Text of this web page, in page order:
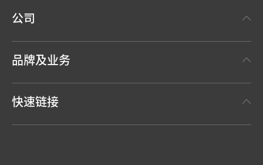
公司
新闻稿
年度报告
品牌及业务
快速链接